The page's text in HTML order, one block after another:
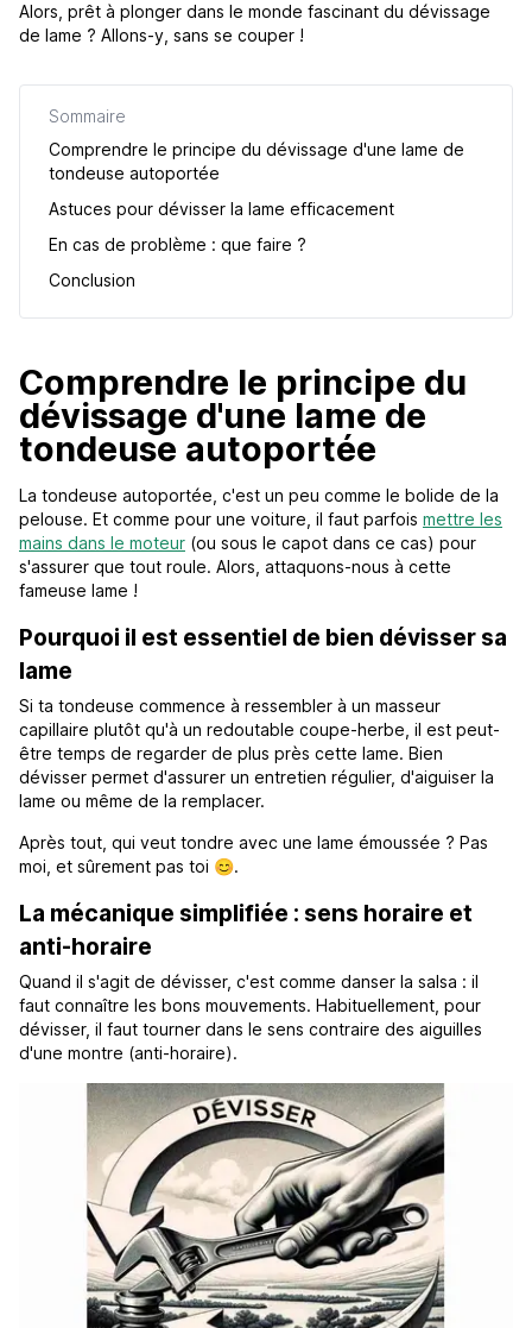
Alors, prêt à plonger dans le monde fascinant du dévissage
de lame ? Allons-y, sans se couper !
Sommaire
Comprendre le principe du dévissage d'une lame de
tondeuse autoportée
Astuces pour dévisser la lame efficacement
En cas de problème : que faire ?
Conclusion
Comprendre le principe du
dévissage d'une lame de
tondeuse autoportée
La tondeuse autoportée, c'est un peu comme le bolide de la
pelouse. Et comme pour une voiture, il faut parfois mettre les
mains dans le moteur (ou sous le capot dans ce cas) pour
s'assurer que tout roule. Alors, attaquons-nous à cette
fameuse lame !
Pourquoi il est essentiel de bien dévisser sa
lame
Si ta tondeuse commence à ressembler à un masseur
capillaire plutôt qu'à un redoutable coupe-herbe, il est peut-
être temps de regarder de plus près cette lame. Bien
dévisser permet d'assurer un entretien régulier, d'aiguiser la
lame ou même de la remplacer.
Après tout, qui veut tondre avec une lame émoussée ? Pas
moi, et sûrement pas toi 😊.
La mécanique simplifiée : sens horaire et
anti-horaire
Quand il s'agit de dévisser, c'est comme danser la salsa : il
faut connaître les bons mouvements. Habituellement, pour
dévisser, il faut tourner dans le sens contraire des aiguilles
d'une montre (anti-horaire).